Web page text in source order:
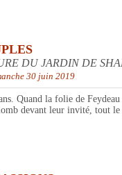
DU JARDIN DE
30 juin 2019
Quand la folie de
devant leur invité, tout le